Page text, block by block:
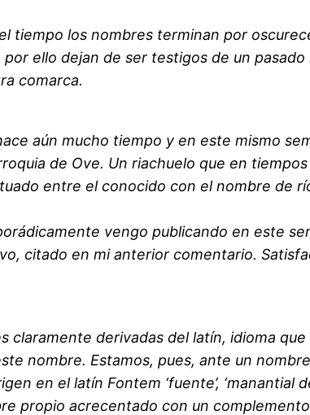
tiempo los nombres terminan por
ello dejan de ser testigos de un
comarca.
aún mucho tiempo y en este mismo
de Ove. Un riachuelo que en
entre el conocido con el nombre de
vengo publicando en este
citado en mi anterior comentario.
claramente derivadas del latín, idioma
nombre. Estamos, pues, ante un
en el latín Fontem ‘fuente’, ‘manantial
propio acrecentado con un